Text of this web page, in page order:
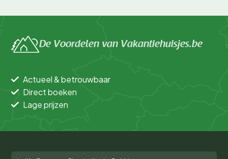
De Voordelen van Vakantiehuisjes.be
Actueel & betrouwbaar
Direct boeken
Lage prijzen